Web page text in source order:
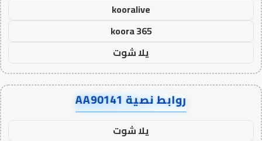
kooralive
koora 365
يلا شوت
روابط نصية AA90141
يلا شوت